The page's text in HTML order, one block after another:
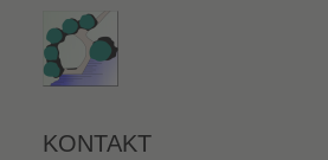
KONTAKT